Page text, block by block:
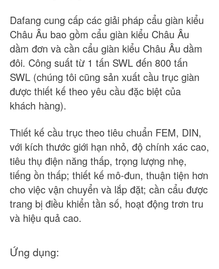
Dafang cung cấp các giải pháp cẩu giàn kiểu
Châu Âu bao gồm cẩu giàn kiểu Châu Âu
dầm đơn và cần cẩu giàn kiểu Châu Âu dầm
đôi. Công suất từ 1 tấn SWL đến 800 tấn
SWL (chúng tôi cũng sản xuất cầu trục giàn
được thiết kế theo yêu cầu đặc biệt của
khách hàng).
Thiết kế cầu trục theo tiêu chuẩn FEM, DIN,
với kích thước giới hạn nhỏ, độ chính xác cao,
tiêu thụ điện năng thấp, trọng lượng nhẹ,
tiếng ồn thấp; thiết kế mô-đun, thuận tiện hơn
cho việc vận chuyển và lắp đặt; cần cẩu được
trang bị điều khiển tần số, hoạt động trơn tru
và hiệu quả cao.
Ứng dụng: